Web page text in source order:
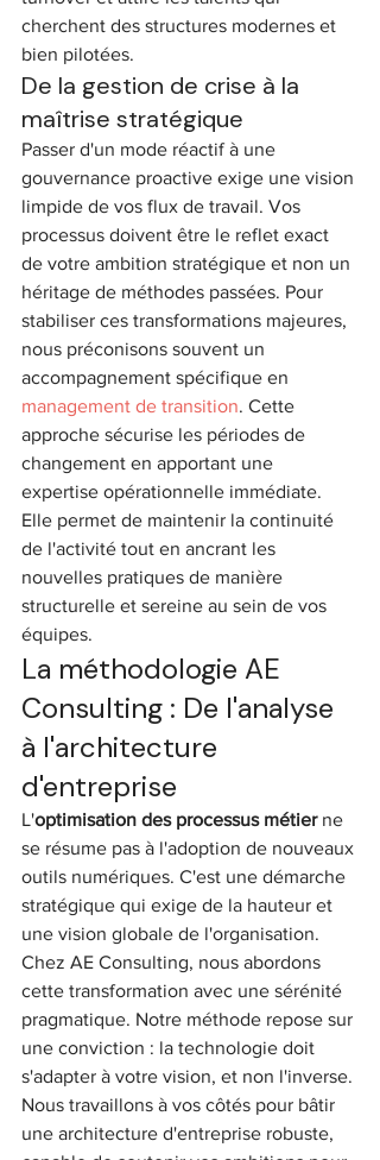
cherchent des structures modernes et
bien pilotées.
De la gestion de crise à la
maîtrise stratégique
Passer d'un mode réactif à une
gouvernance proactive exige une vision
limpide de vos flux de travail. Vos
processus doivent être le reflet exact
de votre ambition stratégique et non un
héritage de méthodes passées. Pour
stabiliser ces transformations majeures,
nous préconisons souvent un
accompagnement spécifique en
management de transition. Cette
approche sécurise les périodes de
changement en apportant une
expertise opérationnelle immédiate.
Elle permet de maintenir la continuité
de l'activité tout en ancrant les
nouvelles pratiques de manière
structurelle et sereine au sein de vos
équipes.
La méthodologie AE
Consulting : De l'analyse
à l'architecture
d'entreprise
L'optimisation des processus métier ne
se résume pas à l'adoption de nouveaux
outils numériques. C'est une démarche
stratégique qui exige de la hauteur et
une vision globale de l'organisation.
Chez AE Consulting, nous abordons
cette transformation avec une sérénité
pragmatique. Notre méthode repose sur
une conviction : la technologie doit
s'adapter à votre vision, et non l'inverse.
Nous travaillons à vos côtés pour bâtir
une architecture d'entreprise robuste,